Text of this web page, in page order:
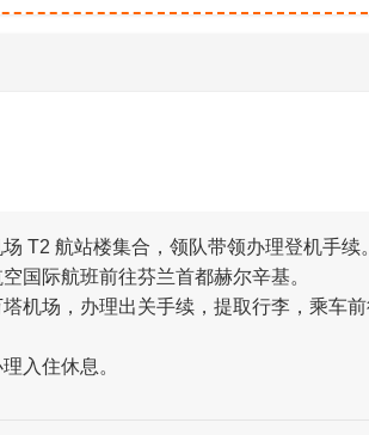
T2 航站楼集合，领队带领办理登机手续
国际航班前往芬兰首都赫尔辛基。
机场，办理出关手续，提取行李，乘车
入住休息。